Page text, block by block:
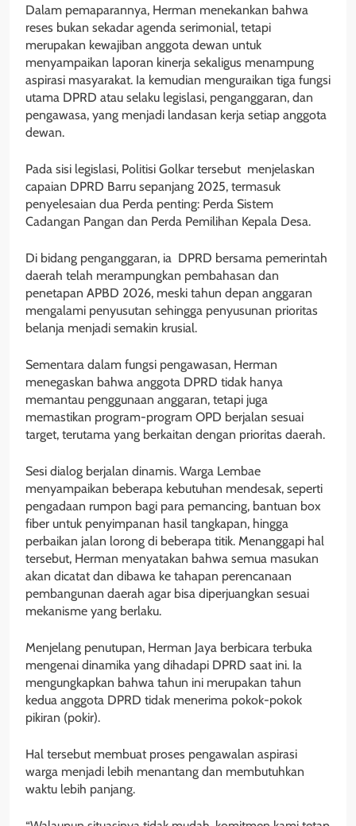
Dalam pemaparannya, Herman menekankan bahwa
reses bukan sekadar agenda serimonial, tetapi
merupakan kewajiban anggota dewan untuk
menyampaikan laporan kinerja sekaligus menampung
aspirasi masyarakat. Ia kemudian menguraikan tiga fungsi
utama DPRD atau selaku legislasi, penganggaran, dan
pengawasa, yang menjadi landasan kerja setiap anggota
dewan.
Pada sisi legislasi, Politisi Golkar tersebut menjelaskan
capaian DPRD Barru sepanjang 2025, termasuk
penyelesaian dua Perda penting: Perda Sistem
Cadangan Pangan dan Perda Pemilihan Kepala Desa.
Di bidang penganggaran, ia DPRD bersama pemerintah
daerah telah merampungkan pembahasan dan
penetapan APBD 2026, meski tahun depan anggaran
mengalami penyusutan sehingga penyusunan prioritas
belanja menjadi semakin krusial.
Sementara dalam fungsi pengawasan, Herman
menegaskan bahwa anggota DPRD tidak hanya
memantau penggunaan anggaran, tetapi juga
memastikan program-program OPD berjalan sesuai
target, terutama yang berkaitan dengan prioritas daerah.
Sesi dialog berjalan dinamis. Warga Lembae
menyampaikan beberapa kebutuhan mendesak, seperti
pengadaan rumpon bagi para pemancing, bantuan box
fiber untuk penyimpanan hasil tangkapan, hingga
perbaikan jalan lorong di beberapa titik. Menanggapi hal
tersebut, Herman menyatakan bahwa semua masukan
akan dicatat dan dibawa ke tahapan perencanaan
pembangunan daerah agar bisa diperjuangkan sesuai
mekanisme yang berlaku.
Menjelang penutupan, Herman Jaya berbicara terbuka
mengenai dinamika yang dihadapi DPRD saat ini. Ia
mengungkapkan bahwa tahun ini merupakan tahun
kedua anggota DPRD tidak menerima pokok-pokok
pikiran (pokir).
Hal tersebut membuat proses pengawalan aspirasi
warga menjadi lebih menantang dan membutuhkan
waktu lebih panjang.